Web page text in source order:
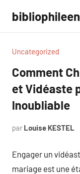
contenu
Uncategorized
Comment
et Vidéaste
Inoubliable
par Louise KESTEL
Engager un
mariage est une